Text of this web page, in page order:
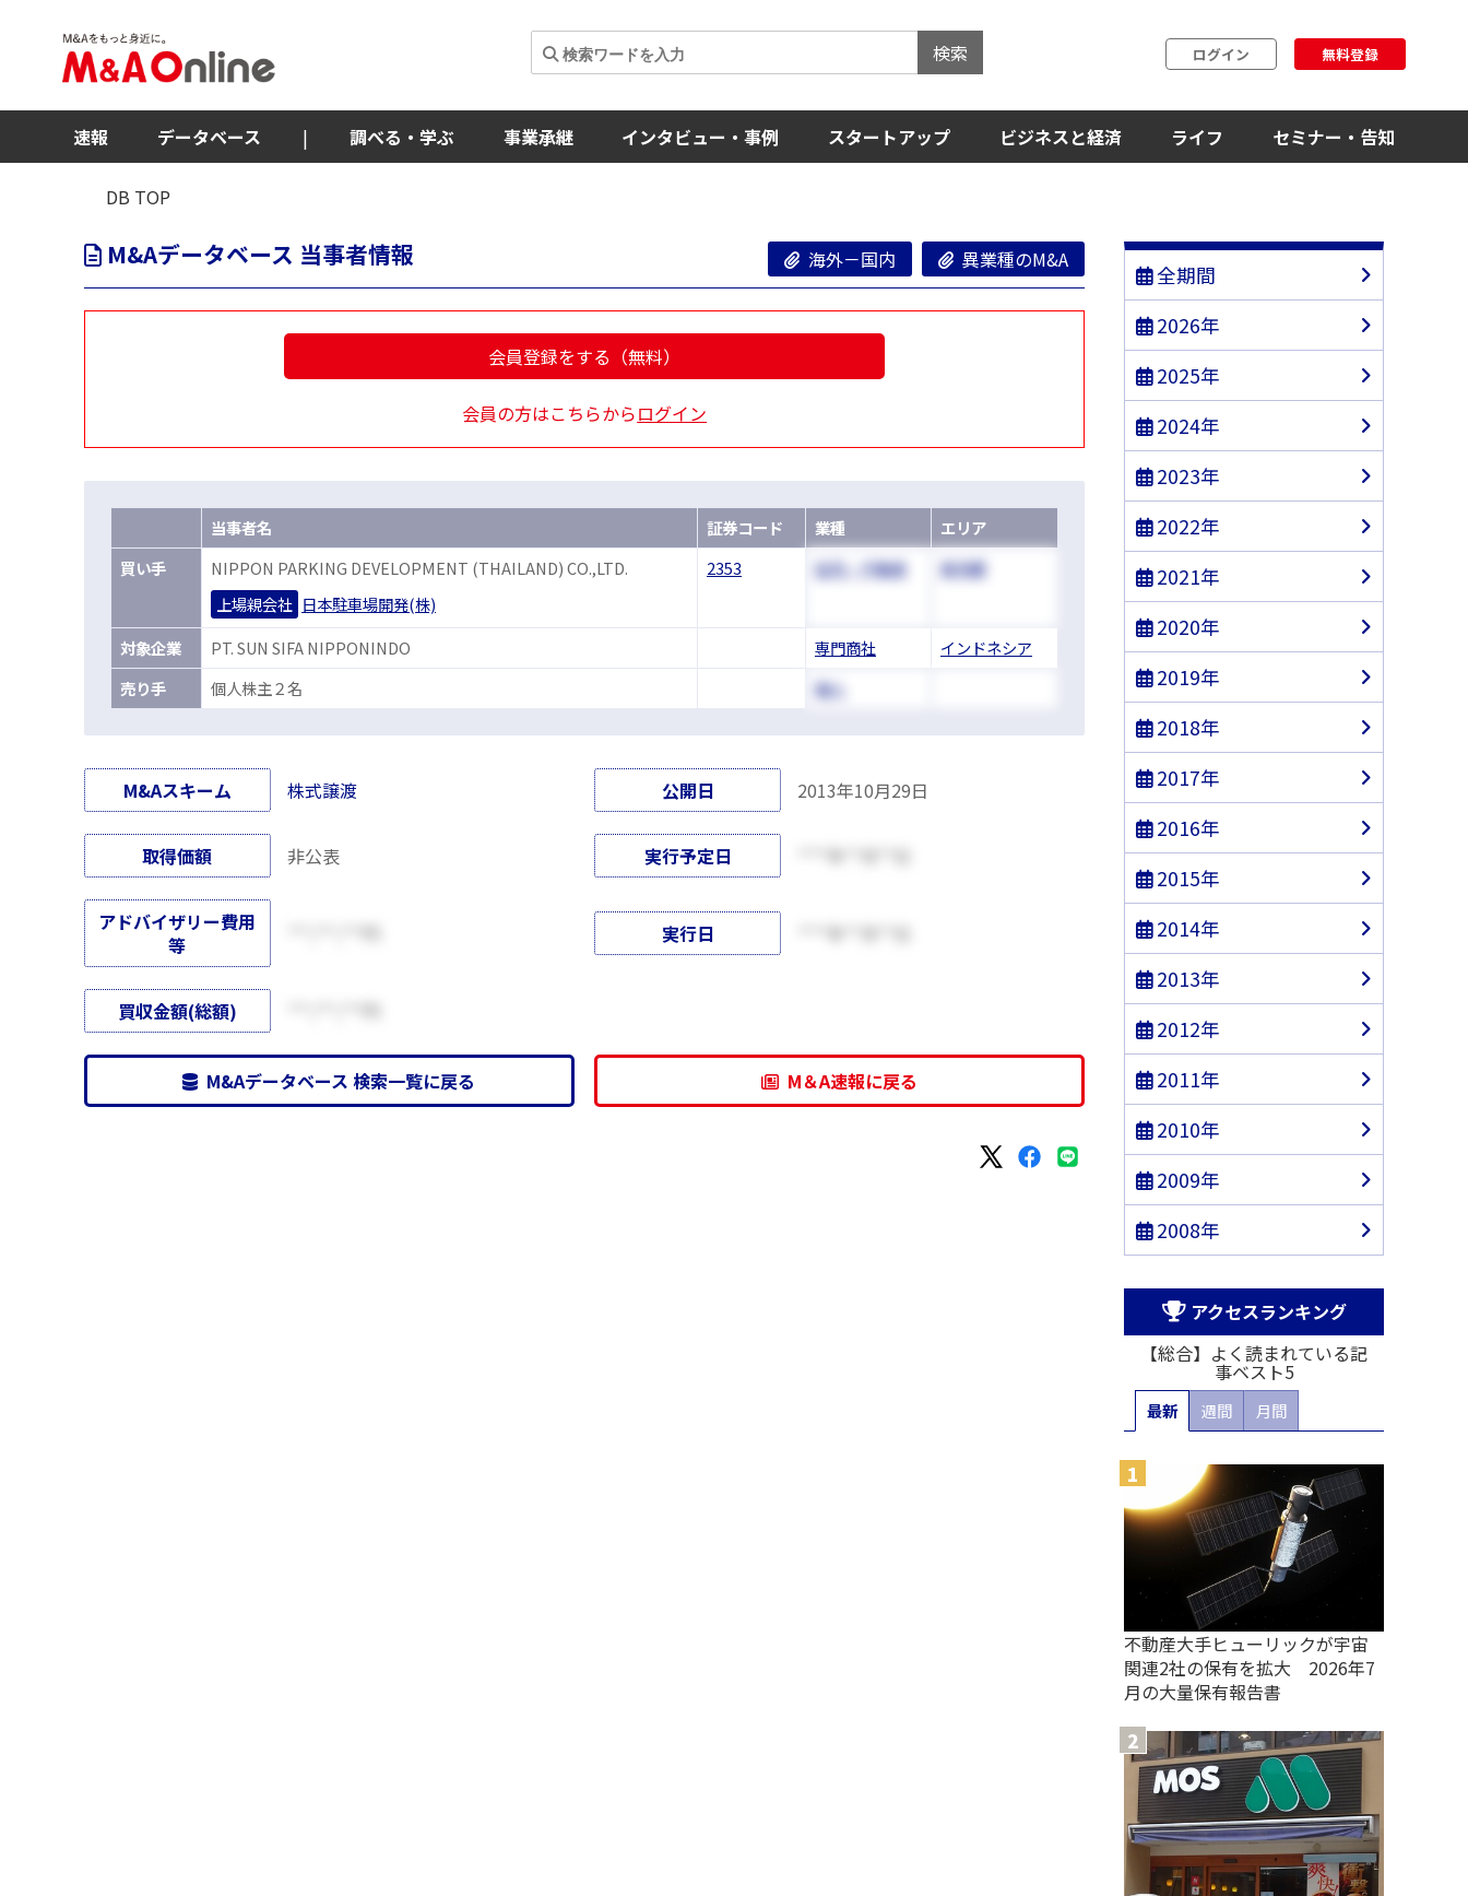
検索 ログイン 無料登録
速報 データベース | 調べる・学ぶ 事業承継 インタビュー・事例 スタートアップ ビジネスと経済 ライフ セミナー・告知
DB TOP
M&Aデータベース 当事者情報 海外－国内 異業種のM&A
会員登録をする（無料）
会員の方はこちらからログイン
当事者名 証券コード 業種
エリア
買い手
NIPPON PARKING DEVELOPMENT (THAILAND) CO.,LTD.
上場親会社 日本駐車場開発(株)
2353 住宅・不動産 東京都
対象企業 PT. SUN SIFA NIPPONINDO 専門商社
インドネシア
売り手 個人株主２名 個人
M&Aスキーム 株式譲渡 公開日 2013年10月29日
取得価額 非公表 実行予定日
アドバイザリー費用
等
実行日
買収金額(総額)
M&Aデータベース 検索一覧に戻る M＆A速報に戻る
全期間
2026年
2025年
2024年
2023年
2022年
2021年
2020年
2019年
2018年
2017年
2016年
2015年
2014年
2013年
2012年
2011年
2010年
2009年
2008年
アクセスランキング
【総合】よく読まれている記
事ベスト5
最新 週間 月間
不動産大手ヒューリックが宇宙
関連2社の保有を拡大 2026年7
月の大量保有報告書